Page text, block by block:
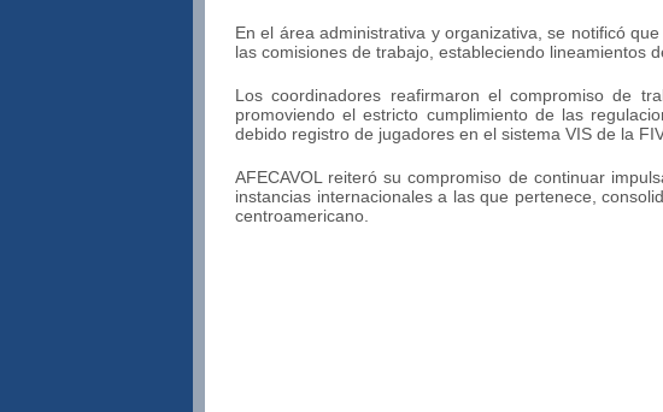
En el área administrativa y organizativa, se notificó
las comisiones de trabajo, estableciendo lineamientos
Los coordinadores reafirmaron el compromiso de
promoviendo el estricto cumplimiento de las
debido registro de jugadores en el sistema VIS de la
AFECAVOL reiteró su compromiso de continuar
instancias internacionales a las que pertenece,
centroamericano.